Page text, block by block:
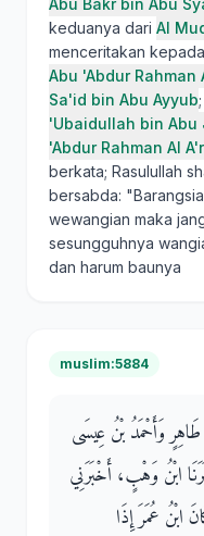
Abu Bakr bin Abu
keduanya dari Al
menceritakan
Abu 'Abdur Rahman
Sa'id bin Abu Ayyub
'Ubaidullah bin
'Abdur Rahman Al
berkata; Rasulullah
bersabda:
wewangian maka
sesungguhnya
dan harum baunya
muslim:5884
وَأَحْمَدُ بْنُ عِيسَى
ابْنُ وَهْبٍ، أَخْبَرَنِي
ابْنُ عُمَرَ إِذَا